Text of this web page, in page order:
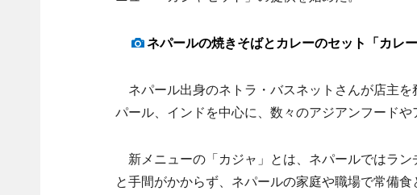
ネパールの焼きそばとカレーのセット「カレ
ネパール出身のネトラ・バスネットさんが店主を
パール、インドを中心に、数々のアジアンフードや
新メニューの「カジャ」とは、ネパールではラ
と手間がかからず、ネパールの家庭や職場で常備